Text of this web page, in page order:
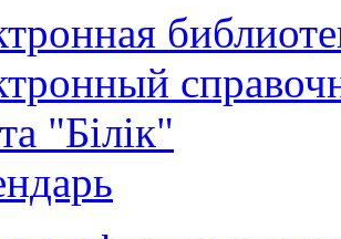
"Білік"